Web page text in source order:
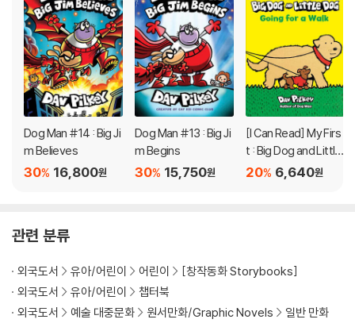
Dog Man #14 : Big Ji
m Believes
16,800원
30%
Dog Man #13 : Big Ji
m Begins
15,750원
30%
[I Can Read] My Firs
t : Big Dog and Little
Dog Going for a Wal
6,640원
20%
관련 분류
외국도서 유아/어린이 어린이
[창작동화 Storybooks]
외국도서
유아/어린이
챕터북
외국도서
예술 대중문화 원서만화/Graphic Novels
일반 만화